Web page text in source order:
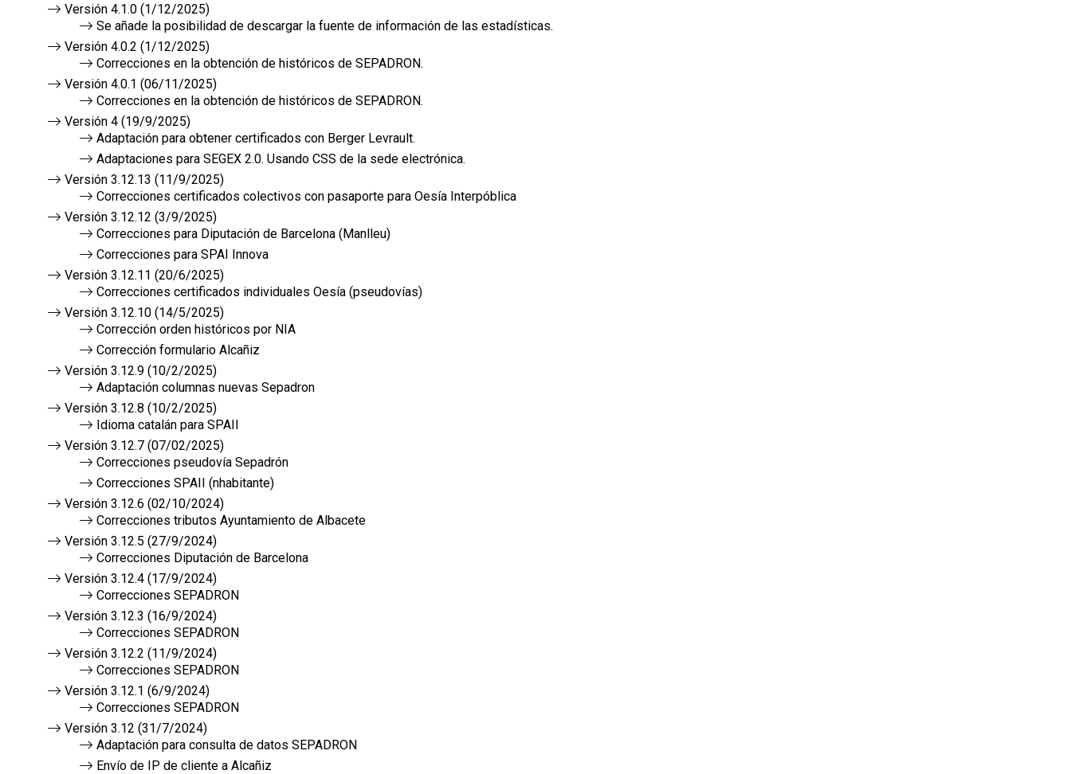
Versión 4.1.0 (1/12/2025)
Se añade la posibilidad de descargar la fuente de información de las estadísticas.
Versión 4.0.2 (1/12/2025)
Correcciones en la obtención de históricos de SEPADRON.
Versión 4.0.1 (06/11/2025)
Correcciones en la obtención de históricos de SEPADRON.
Versión 4 (19/9/2025)
Adaptación para obtener certificados con Berger Levrault.
Adaptaciones para SEGEX 2.0. Usando CSS de la sede electrónica.
Versión 3.12.13 (11/9/2025)
Correcciones certificados colectivos con pasaporte para Oesía Interpóblica
Versión 3.12.12 (3/9/2025)
Correcciones para Diputación de Barcelona (Manlleu)
Correcciones para SPAI Innova
Versión 3.12.11 (20/6/2025)
Correcciones certificados individuales Oesía (pseudovías)
Versión 3.12.10 (14/5/2025)
Corrección orden históricos por NIA
Corrección formulario Alcañiz
Versión 3.12.9 (10/2/2025)
Adaptación columnas nuevas Sepadron
Versión 3.12.8 (10/2/2025)
Idioma catalán para SPAII
Versión 3.12.7 (07/02/2025)
Correcciones pseudovía Sepadrón
Correcciones SPAII (nhabitante)
Versión 3.12.6 (02/10/2024)
Correcciones tributos Ayuntamiento de Albacete
Versión 3.12.5 (27/9/2024)
Correcciones Diputación de Barcelona
Versión 3.12.4 (17/9/2024)
Correcciones SEPADRON
Versión 3.12.3 (16/9/2024)
Correcciones SEPADRON
Versión 3.12.2 (11/9/2024)
Correcciones SEPADRON
Versión 3.12.1 (6/9/2024)
Correcciones SEPADRON
Versión 3.12 (31/7/2024)
Adaptación para consulta de datos SEPADRON
Envío de IP de cliente a Alcañiz